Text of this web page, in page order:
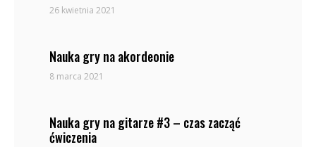
26 kwietnia 2021
Nauka gry na akordeonie
8 marca 2021
Nauka gry na gitarze #3 – czas zacząć
ćwiczenia